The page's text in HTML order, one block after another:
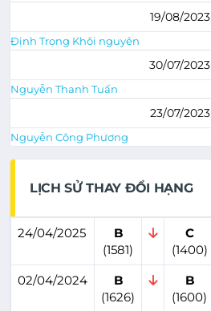
19/08/2023
Định Trọng Khôi nguyên
30/07/2023
Nguyễn Thanh Tuấn
23/07/2023
Nguyễn Công Phương
LỊCH SỬ THAY ĐỔI HẠNG
24/04/2025
B
(1581)
C
(1400)
02/04/2024
B
(1626)
B
(1600)